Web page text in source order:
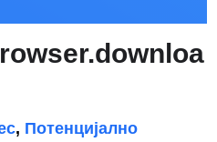
, Потенцијално